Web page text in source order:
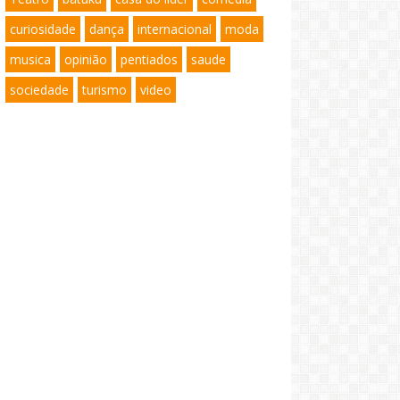
curiosidade
dança internacional
moda
musica
opinião pentiados
saude
sociedade
turismo video